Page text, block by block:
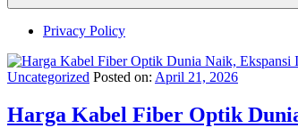
Privacy Policy
Uncategorized Posted on: April 21, 2026
Harga Kabel Fiber Optik